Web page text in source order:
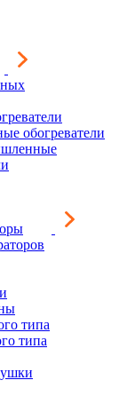
обогреватели
типа
типа